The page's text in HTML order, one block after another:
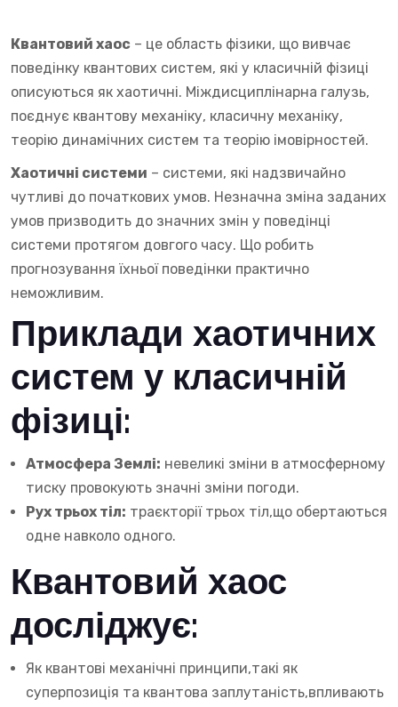
Квантовий хаос – це область фізики, що вивчає
поведінку квантових систем, які у класичній фізиці
описуються як хаотичні. Міждисциплінарна галузь,
поєднує квантову механіку, класичну механіку,
теорію динамічних систем та теорію імовірностей.
Хаотичні системи – системи, які надзвичайно
чутливі до початкових умов. Незначна зміна заданих
умов призводить до значних змін у поведінці
системи протягом довгого часу. Що робить
прогнозування їхньої поведінки практично
неможливим.
Приклади хаотичних
систем у класичній
фізиці:
Атмосфера Землі: невеликі зміни в атмосферному
тиску провокують значні зміни погоди.
Рух трьох тіл: траєкторії трьох тіл,що обертаються
одне навколо одного.
Квантовий хаос
досліджує:
Як квантові механічні принципи,такі як
суперпозиція та квантова заплутаність,впливають